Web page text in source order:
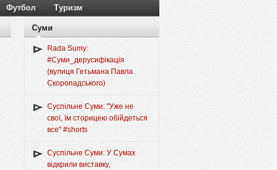
Футбол Туризм
Суми
Rada Sumy:
#Суми_дерусифікація
(вулиця Гетьмана Павла
Скоропадського)
Суспільне Суми: "Уже не
свої, їм сторицею обійдеться
все" #shorts
Суспільне Суми: У Сумах
відкрили виставку,